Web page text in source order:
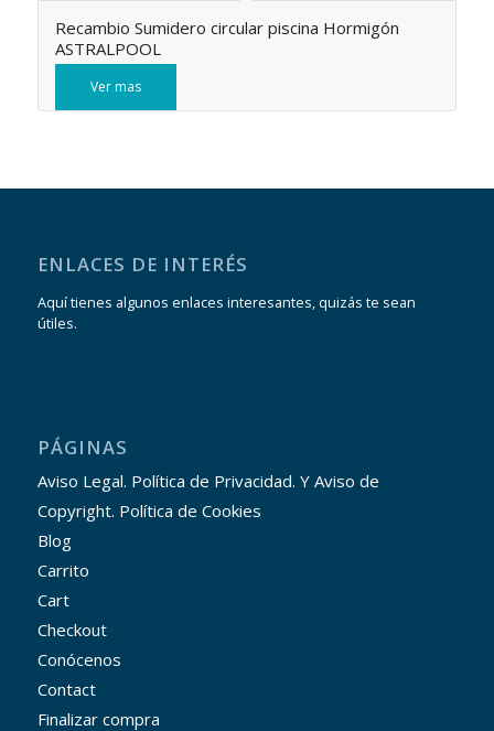
Recambio Sumidero circular piscina Hormigón
ASTRALPOOL
Ver mas
ENLACES DE INTERÉS
Aquí tienes algunos enlaces interesantes, quizás te sean
útiles.
PÁGINAS
Aviso Legal. Política de Privacidad. Y Aviso de
Copyright. Política de Cookies
Blog
Carrito
Cart
Checkout
Conócenos
Contact
Finalizar compra